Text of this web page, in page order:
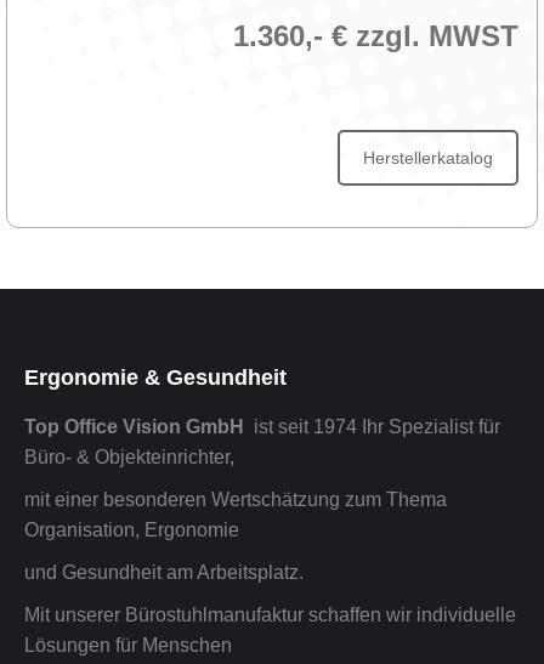
1.360,- € zzgl. MWST
Herstellerkatalog
Ergonomie & Gesundheit
Top Office Vision GmbH
ist seit 1974 Ihr Spezialist für
Büro- & Objekteinrichter,
mit einer besonderen Wertschätzung zum Thema
Organisation, Ergonomie
und Gesundheit am Arbeitsplatz.
Mit unserer Bürostuhlmanufaktur schaffen wir individuelle
Lösungen für Menschen